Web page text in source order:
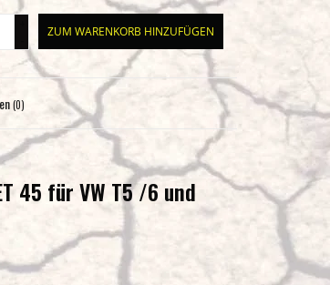
die
Eingabetaste,
Suchergebnis
gelangen.
Benutzer
ZUM WARENKORB HINZUFÜGEN
(0)
45 für VW T5 /6 und